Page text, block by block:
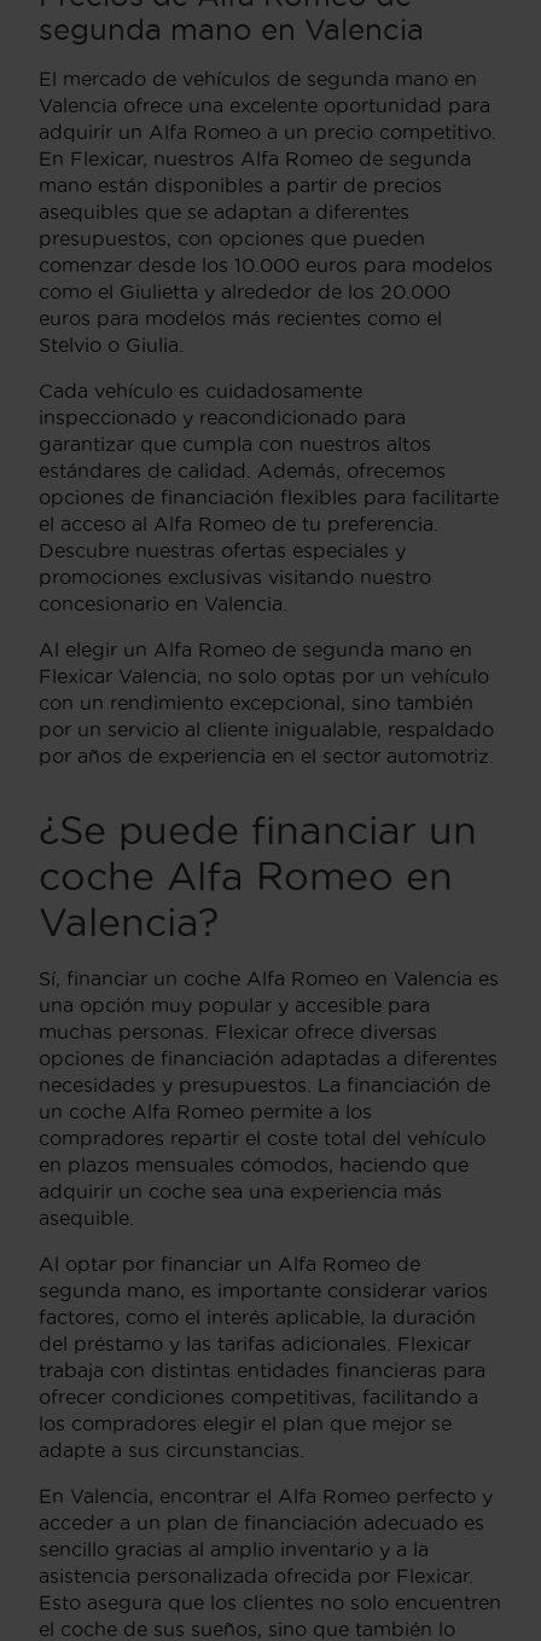
segunda mano en Valencia
El mercado de vehículos de segunda mano en
Valencia ofrece una excelente oportunidad para
adquirir un Alfa Romeo a un precio competitivo.
En Flexicar, nuestros Alfa Romeo de segunda
mano están disponibles a partir de precios
asequibles que se adaptan a diferentes
presupuestos, con opciones que pueden
comenzar desde los 10.000 euros para modelos
como el Giulietta y alrededor de los 20.000
euros para modelos más recientes como el
Stelvio o Giulia.
Cada vehículo es cuidadosamente
inspeccionado y reacondicionado para
garantizar que cumpla con nuestros altos
estándares de calidad. Además, ofrecemos
opciones de financiación flexibles para facilitarte
el acceso al Alfa Romeo de tu preferencia.
Descubre nuestras ofertas especiales y
promociones exclusivas visitando nuestro
concesionario en Valencia.
Al elegir un Alfa Romeo de segunda mano en
Flexicar Valencia, no solo optas por un vehículo
con un rendimiento excepcional, sino también
por un servicio al cliente inigualable, respaldado
por años de experiencia en el sector automotriz.
¿Se puede financiar un
coche Alfa Romeo en
Valencia?
Sí, financiar un coche Alfa Romeo en Valencia es
una opción muy popular y accesible para
muchas personas. Flexicar ofrece diversas
opciones de financiación adaptadas a diferentes
necesidades y presupuestos. La financiación de
un coche Alfa Romeo permite a los
compradores repartir el coste total del vehículo
en plazos mensuales cómodos, haciendo que
adquirir un coche sea una experiencia más
asequible.
Al optar por financiar un Alfa Romeo de
segunda mano, es importante considerar varios
factores, como el interés aplicable, la duración
del préstamo y las tarifas adicionales. Flexicar
trabaja con distintas entidades financieras para
ofrecer condiciones competitivas, facilitando a
los compradores elegir el plan que mejor se
adapte a sus circunstancias.
En Valencia, encontrar el Alfa Romeo perfecto y
acceder a un plan de financiación adecuado es
sencillo gracias al amplio inventario y a la
asistencia personalizada ofrecida por Flexicar.
Esto asegura que los clientes no solo encuentren
el coche de sus sueños, sino que también lo